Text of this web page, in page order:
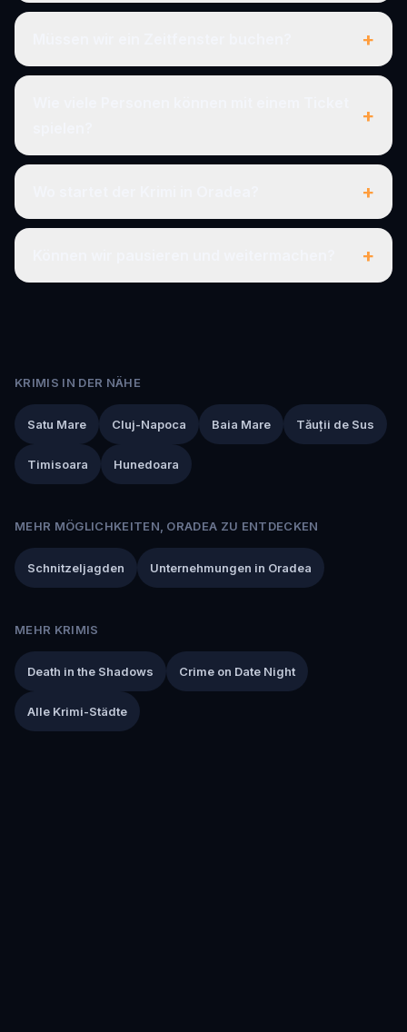
+
+
+
+
KRIMIS IN DER NÄHE
Satu Mare Cluj-Napoca Baia Mare Tăuții de Sus
Timisoara Hunedoara
MEHR MÖGLICHKEITEN, ORADEA ZU ENTDECKEN
Schnitzeljagden Unternehmungen in Oradea
MEHR KRIMIS
Death in the Shadows Crime on Date Night
Alle Krimi-Städte